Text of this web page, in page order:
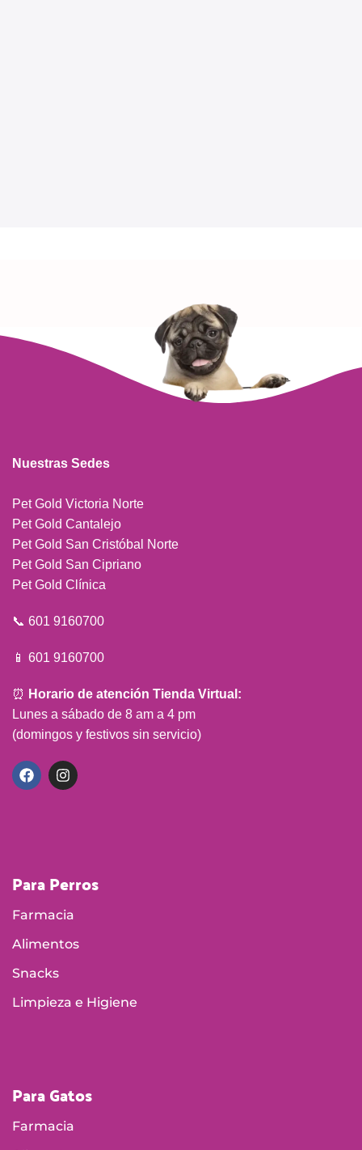
Nuestras Sedes
Pet Gold Victoria Norte
Pet Gold Cantalejo
Pet Gold San Cristóbal Norte
Pet Gold San Cipriano
Pet Gold Clínica
📞 601 9160700
📱 601 9160700
⏰ Horario de atención Tienda Virtual:
Lunes a sábado de 8 am a 4 pm
(domingos y festivos sin servicio)
Para Perros
Farmacia
Alimentos
Snacks
Limpieza e Higiene
Para Gatos
Farmacia